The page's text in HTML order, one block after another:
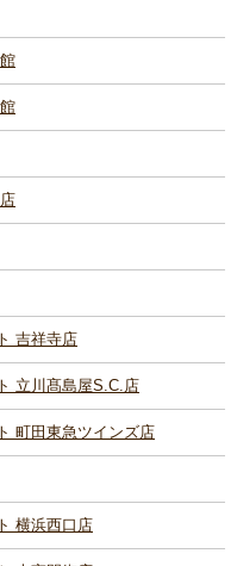
吉祥寺店
立川髙島屋S.C.店
町田東急ツインズ店
横浜西口店